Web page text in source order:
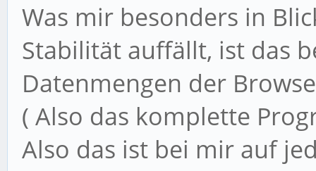
Was mir besonders in
Stabilität auffällt, ist das
Datenmengen der
( Also das komplette
Also das ist bei mir auf